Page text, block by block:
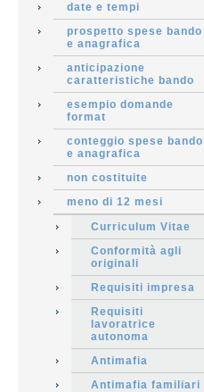
date e tempi
prospetto spese bando
e anagrafica
anticipazione
caratteristiche bando
esempio domande
format
conteggio spese bando
e anagrafica
non costituite
meno di 12 mesi
Curriculum Vitae
Conformità agli
originali
Requisiti impresa
Requisiti
lavoratrice
autonoma
Antimafia
Antimafia familiari